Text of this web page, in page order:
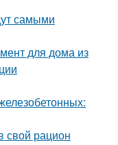
самыми
для дома из
свой рацион